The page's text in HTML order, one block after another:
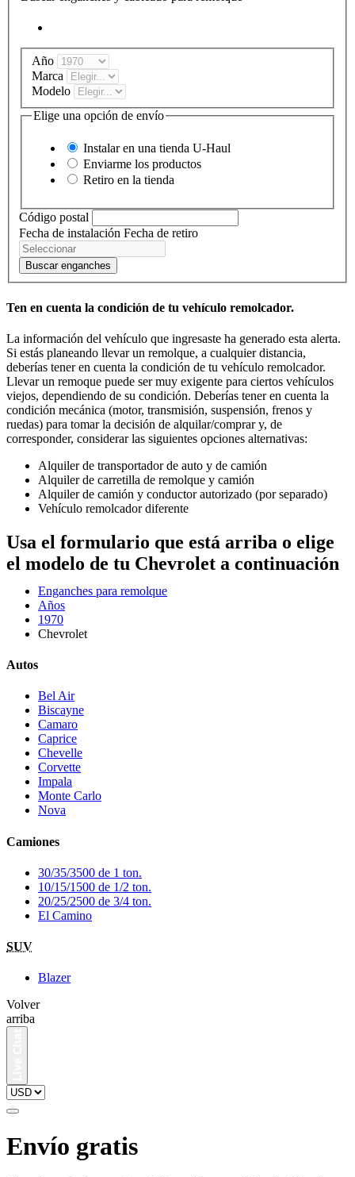
Año
Marca
Modelo
Elige una opción de envío
Instalar en una tienda U-Haul
Enviarme los productos
Retiro en la tienda
Código postal
Fecha de instalación Fecha de retiro
Buscar enganches
Ten en cuenta la condición de tu vehículo remolcador.
La información del vehículo que ingresaste ha generado esta alerta.
Si estás planeando llevar un remolque, a cualquier distancia,
deberías tener en cuenta la condición de tu vehículo remolcador.
Llevar un remoque puede ser muy exigente para ciertos vehículos
viejos, dependiendo de su condición. Deberías tener en cuenta la
condición mecánica (motor, transmisión, suspensión, frenos y
ruedas) para tomar la decisión de alquilar/comprar y, de
corresponder, considerar las siguientes opciones alternativas:
Alquiler de transportador de auto y de camión
Alquiler de carretilla de remolque y camión
Alquiler de camión y conductor autorizado (por separado)
Vehículo remolcador diferente
Usa el formulario que está arriba o elige
el modelo de tu Chevrolet a continuación
Enganches para remolque
Años
1970
Chevrolet
Autos
Bel Air
Biscayne
Camaro
Caprice
Chevelle
Corvette
Impala
Monte Carlo
Nova
Camiones
30/35/3500 de 1 ton.
10/15/1500 de 1/2 ton.
20/25/2500 de 3/4 ton.
El Camino
SUV
Blazer
Volver
arriba
Envío gratis